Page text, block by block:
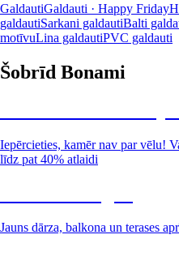
GaldautiGaldauti · Happy Friday
galdautiSarkani galdautiBalti
motīvuLina galdautiPVC galdauti
Šobrīd Bonami
Iepērcieties, kamēr nav par vēlu!
līdz pat 40% atlaidi
Jauns dārza, balkona un terases